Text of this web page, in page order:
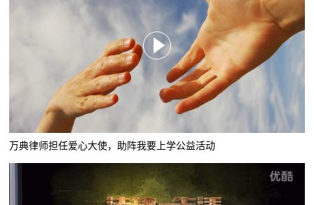
万典律师担任爱心大使，助阵我要上学公益活动